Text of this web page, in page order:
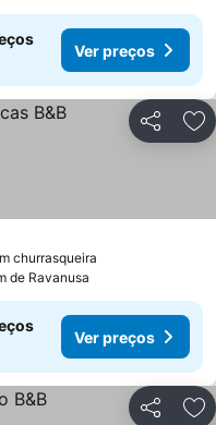
Ver preços
Partilhar
churrasqueira
de Ravanusa
Ver preços
Partilhar